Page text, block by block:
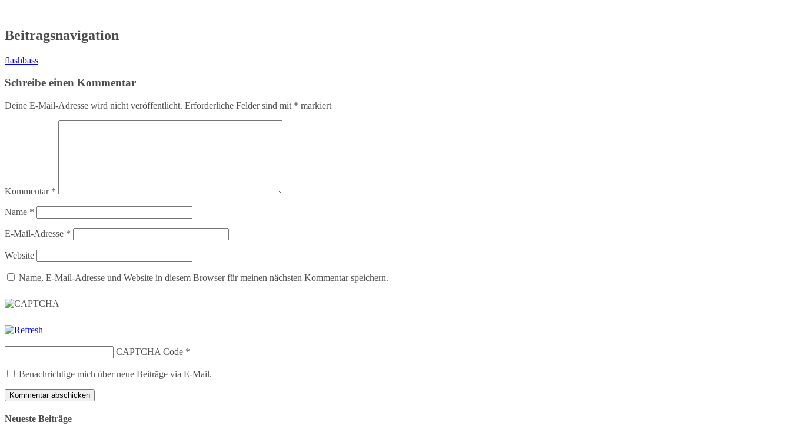
Beitragsnavigation
flashbass
Schreibe einen Kommentar
Deine E-Mail-Adresse wird nicht veröffentlicht. Erforderliche Felder sind mit * markiert
Kommentar *
Name *
E-Mail-Adresse *
Website
Name, E-Mail-Adresse und Website in diesem Browser für meinen nächsten Kommentar speichern.
CAPTCHA Code *
Benachrichtige mich über neue Beiträge via E-Mail.
Neueste Beiträge